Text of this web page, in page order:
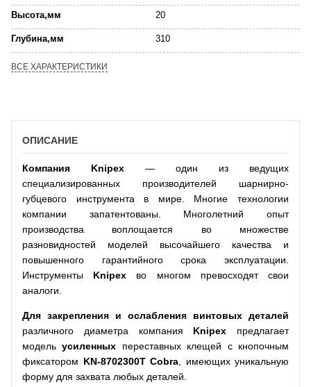
Высота,мм 20
Глубина,мм 310
ВСЕ ХАРАКТЕРИСТИКИ
ОПИСАНИЕ
Компания Knipex — один из ведущих
специализированных производителей шарнирно-
губцевого инструмента в мире. Многие технологии
компании запатентованы. Многолетний опыт
производства воплощается во множестве
разновидностей моделей высочайшего качества и
повышенного гарантийного срока эксплуатации.
Инструменты Knipex во многом превосходят свои
аналоги.
Для закрепления и ослабления винтовых деталей
различного диаметра компания Knipex предлагает
модельусиленных переставных клещей с кнопочным
фиксатором KN-8702300T Cobra, имеющих уникальную
форму для захвата любых деталей.